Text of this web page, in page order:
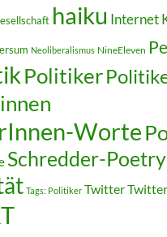
haiku Internet
Neoliberalismus NineEleven
Politiker
Worte
Schredder-Poetry
Tags: Politiker Twitter